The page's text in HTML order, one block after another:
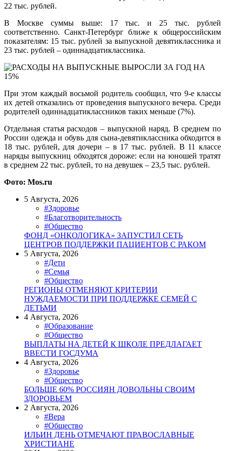
22 тыс. рублей.
В Москве суммы выше: 17 тыс. и 25 тыс. рублей
соответственно. Санкт-Петербург ближе к общероссийским
показателям: 15 тыс. рублей за выпускной девятиклассника и
23 тыс. рублей – одиннадцатиклассника.
При этом каждый восьмой родитель сообщил, что 9-е классы
их детей отказались от проведения выпускного вечера. Среди
родителей одиннадцатиклассников таких меньше (7%).
Отдельная статья расходов – выпускной наряд. В среднем по
России одежда и обувь для сына-девятиклассника обходится в
18 тыс. рублей, для дочери – в 17 тыс. рублей. В 11 классе
наряды выпускниц обходятся дороже: если на юношей тратят
в среднем 22 тыс. рублей, то на девушек – 23,5 тыс. рублей.
Фото: Mos.ru
5 Августа, 2026
#Здоровье
#Благотворительность
#Общество
ФОНД «ОНКОЛОГИКА» ЗАПУСТИЛ СЕТЬ
ЦЕНТРОВ ПОДДЕРЖКИ ПАЦИЕНТОВ С РАКОМ
5 Августа, 2026
#Дети
#Семья
#Общество
РЕГИОНЫ ОТМЕНЯЮТ КРИТЕРИИ
НУЖДАЕМОСТИ ПРИ ПОДДЕРЖКЕ СЕМЕЙ С
ДЕТЬМИ
4 Августа, 2026
#Образование
#Общество
ВЫПЛАТЫ НА ДЕТЕЙ К ШКОЛЕ ПРЕДЛАГАЕТ
ВВЕСТИ ГОСДУМА
4 Августа, 2026
#Здоровье
#Общество
БОЛЬШЕ 60% РОССИЯН ДОВОЛЬНЫ СВОИМ
ЗДОРОВЬЕМ
2 Августа, 2026
#Вера
#Общество
ИЛЬИН ДЕНЬ ОТМЕЧАЮТ ПРАВОСЛАВНЫЕ
ХРИСТИАНЕ